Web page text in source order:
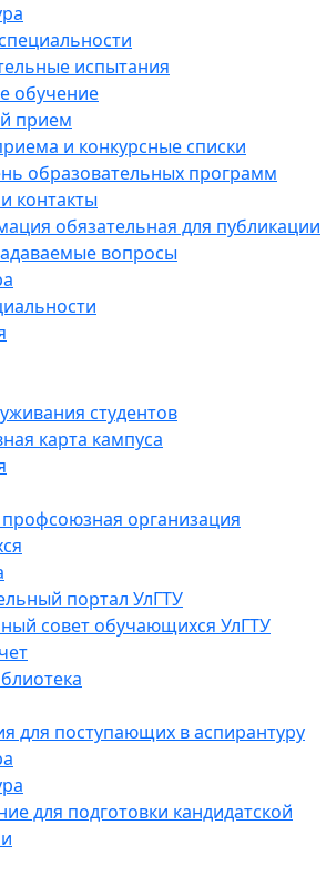
испытания
обучение
прием
и конкурсные списки
образовательных программ
контакты
обязательная для публикации
вопросы
студентов
карта кампуса
организация
портал УлГТУ
совет обучающихся УлГТУ
для поступающих в аспирантуру
для подготовки кандидатской